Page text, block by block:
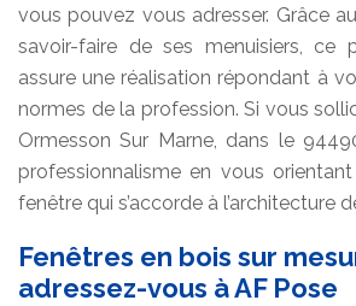
vous pouvez vous adresser. Grâce
savoir-faire de ses menuisiers, ce
assure une réalisation répondant à
normes de la profession. Si vous
Ormesson Sur Marne, dans le
professionnalisme en vous
fenêtre qui s’accorde à l’architecture
Fenêtres en bois sur
adressez-vous à AF Pose